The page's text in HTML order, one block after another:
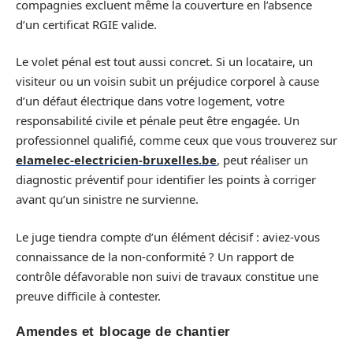
compagnies excluent même la couverture en l’absence
d’un certificat RGIE valide.
Le volet pénal est tout aussi concret. Si un locataire, un
visiteur ou un voisin subit un préjudice corporel à cause
d’un défaut électrique dans votre logement, votre
responsabilité civile et pénale peut être engagée. Un
professionnel qualifié, comme ceux que vous trouverez sur
elamelec-electricien-bruxelles.be, peut réaliser un
diagnostic préventif pour identifier les points à corriger
avant qu’un sinistre ne survienne.
Le juge tiendra compte d’un élément décisif : aviez-vous
connaissance de la non-conformité ? Un rapport de
contrôle défavorable non suivi de travaux constitue une
preuve difficile à contester.
Amendes et blocage de chantier